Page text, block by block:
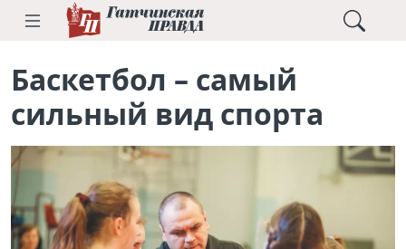
Баскетбол – самый
сильный вид спорта